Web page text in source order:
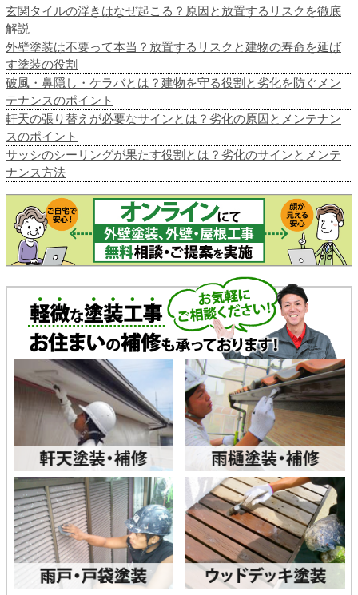
玄関タイルの浮きはなぜ起こる？原因と放置するリスクを徹底
解説
外壁塗装は不要って本当？放置するリスクと建物の寿命を延ば
す塗装の役割
破風・鼻隠し・ケラバとは？建物を守る役割と劣化を防ぐメン
テナンスのポイント
軒天の張り替えが必要なサインとは？劣化の原因とメンテナン
スのポイント
サッシのシーリングが果たす役割とは？劣化のサインとメンテ
ナンス方法